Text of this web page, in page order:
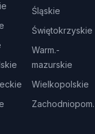
Śląskie
Świętokrzyskie
Warm.-
mazurskie
Wielkopolskie
Zachodniopom.